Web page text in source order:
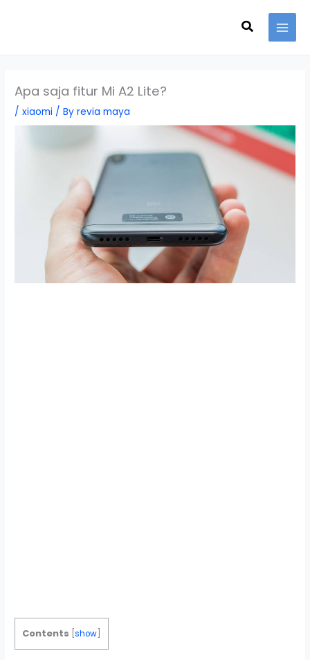
Search
Apa saja fitur Mi A2 Lite?
/xiaomi / Byrevia maya
Contents [show